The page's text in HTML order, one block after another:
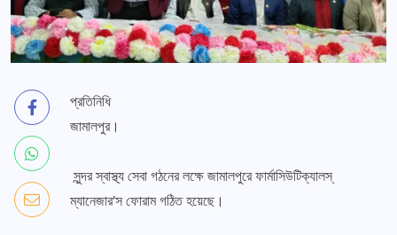
প্রতিনিধি
জামালপুর।
সুন্দর স্বাস্থ্য সেবা গঠনের লক্ষে জামালপুরে ফার্মাসিউটিক্যালস্
ম্যানেজার’স ফোরাম গঠিত হয়েছে।